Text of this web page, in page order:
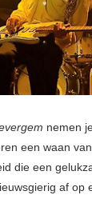
nemen
een waan
die een
af op